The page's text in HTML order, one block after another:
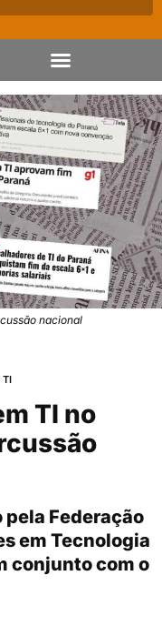
nacional
TI no
Federação
em Tecnologia
conjunto com o